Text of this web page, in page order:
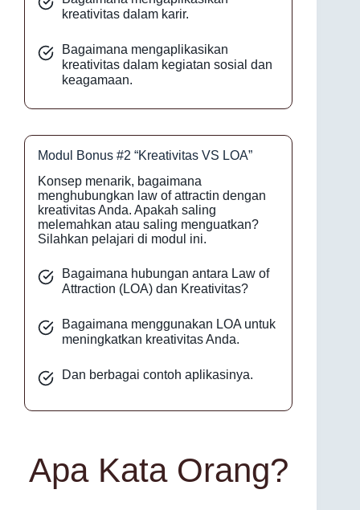
kreativitas dalam karir.
Bagaimana mengaplikasikan
kreativitas dalam kegiatan sosial dan
keagamaan.
Modul Bonus #2 “Kreativitas VS LOA”
Konsep menarik, bagaimana
menghubungkan law of attractin dengan
kreativitas Anda. Apakah saling
melemahkan atau saling menguatkan?
Silahkan pelajari di modul ini.
Bagaimana hubungan antara Law of
Attraction (LOA) dan Kreativitas?
Bagaimana menggunakan LOA untuk
meningkatkan kreativitas Anda.
Dan berbagai contoh aplikasinya.
Apa Kata Orang?